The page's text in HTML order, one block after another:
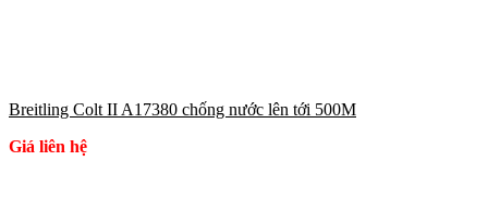
Breitling Colt II A17380 chống nước lên tới 500M
Giá liên hệ